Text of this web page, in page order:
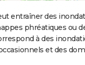
entraîner des
phréatiques ou
à des
et des